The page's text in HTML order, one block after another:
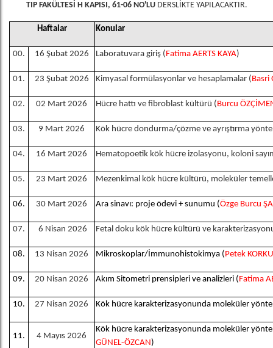
TIP FAKÜLTESİ H KAPISI, 61-06 NO'LUDERSLİKTE YAPILACAKTIR.
Haftalar Konular
00. 16 Şubat 2026 Laboratuvara giriş (Fatima AERTS KAYA)
01. 23 Şubat 2026 Kimyasal formülasyonlar ve hesaplamalar (Basri
02. 02 Mart 2026 Hücre hattı ve fibroblast kültürü (Burcu
03. 9 Mart 2026 Kök hücre dondurma/çözme ve ayrıştırma
04. 16 Mart 2026 Hematopoetik kök hücre izolasyonu, koloni
05. 23 Mart 2026 Mezenkimal kök hücre kültürü, moleküler
06. 30 Mart 2026 Ara sinavı: proje ödevi + sunumu (Özge Burcu
07. 6 Nisan 2026 Fetal doku kök hücre kültürü ve
08. 13 Nisan 2026 Mikroskoplar/İmmunohistokimya (Petek
09. 20 Nisan 2026 Akım Sitometri prensipleri ve analizleri (Fatima
10. 27 Nisan 2026 Kök hücre karakterizasyonunda moleküler
11. 4 Mayıs 2026
Kök hücre karakterizasyonunda moleküler
GÜNEL-ÖZCAN)